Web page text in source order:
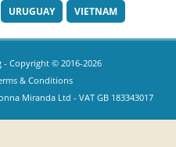
URUGUAY VIETNAM
- Copyright © 2016-2026
& Conditions
Miranda Ltd - VAT GB 183343017